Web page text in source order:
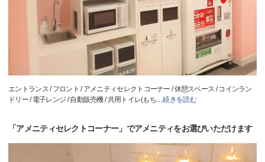
エントランス / フロント / アメニティセレクトコーナー / 休憩スペース / コインラン
ドリー / 電子レンジ / 自動販売機 / 共用トイレ(もち…続きを読む
「アメニティセレクトコーナー」でアメニティをお選びいただけます